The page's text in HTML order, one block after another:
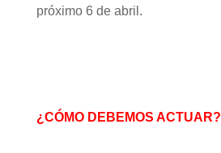
próximo 6 de abril.
¿CÓMO DEBEMOS ACTUAR?